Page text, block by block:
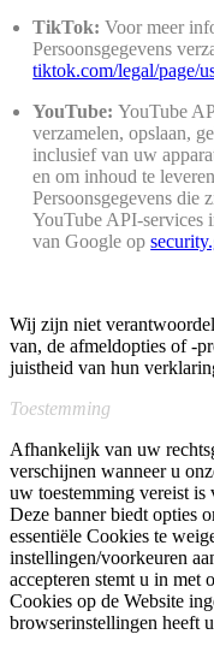
TikTok:Voor meer
Persoonsgegevens
tiktok.com/legal/page/
YouTube:YouTube
verzamelen, opslaan,
inclusief van uw
en om inhoud te
Persoonsgegevens die
YouTube API-services
van Google op
Wij zijn niet
van, de afmeldopties of -
juistheid van hun
Toestemming
Afhankelijk van uw
verschijnen wanneer u
uw toestemming vereist is
Deze banner biedt opties
essentiële Cookies te
instellingen/voorkeuren
accepteren stemt u in met
Cookies op de Website
browserinstellingen heeft